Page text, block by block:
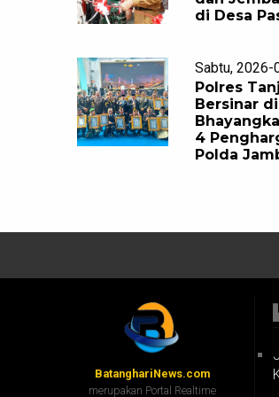
di Desa
Sabtu, 2026-
Polres
Bersinar di
4
Polda
BatanghariNews.com
merupakan Portal Realtime